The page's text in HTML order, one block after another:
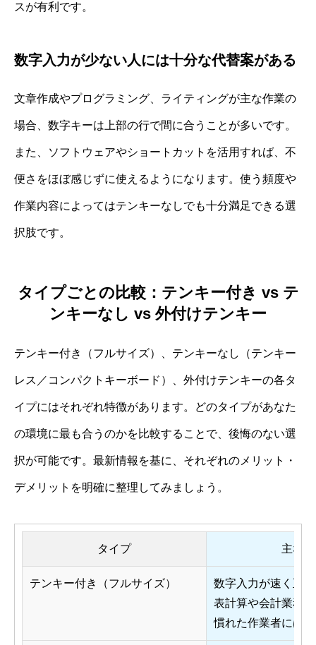
スが有利です。
数字入力が少ない人には十分な代替案がある
文章作成やプログラミング、ライティングが主な作業の
場合、数字キーは上部の行で間に合うことが多いです。
また、ソフトウェアやショートカットを活用すれば、不
便さをほぼ感じずに使えるようになります。使う頻度や
作業内容によってはテンキーなしでも十分満足できる選
択肢です。
タイプごとの比較：テンキー付き vs テ
ンキーなし vs 外付けテンキー
テンキー付き（フルサイズ）、テンキーなし（テンキー
レス／コンパクトキーボード）、外付けテンキーの各タ
イプにはそれぞれ特徴があります。どのタイプがあなた
の環境に最も合うのかを比較することで、後悔のない選
択が可能です。最新情報を基に、それぞれのメリット・
デメリットを明確に整理してみましょう。
タイプ 主な
テンキー付き（フルサイズ）
数字入力が速く正確
表計算や会計業務
慣れた作業者には